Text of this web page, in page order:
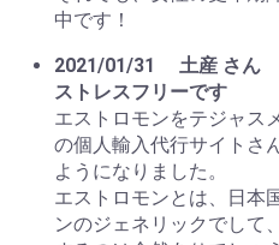
中です！
2021/01/31
土産 さん
ストレスフリーです
エストロモンをテジャス
の個人輸入代行サイトさ
ようになりました。
エストロモンとは、日本
ンのジェネリックでして